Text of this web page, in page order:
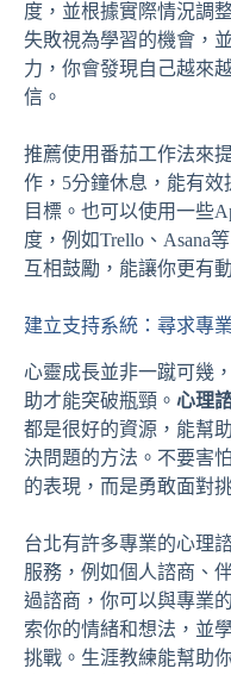
度，並根據實際情況調
失敗視為學習的機會，
力，你會發現自己越來
信。
推薦使用番茄工作法來
作，5分鐘休息，能有
目標。也可以使用一些
度，例如Trello、Asana
互相鼓勵，能讓你更有
建立支持系統：尋求專
心靈成長並非一蹴可幾
助才能突破瓶頸。 心理
都是很好的資源，能幫
決問題的方法。不要害
的表現，而是勇敢面對
台北有許多專業的心理
服務，例如個人諮商、
過諮商，你可以與專業
索你的情緒和想法，並
挑戰。生涯教練能幫助